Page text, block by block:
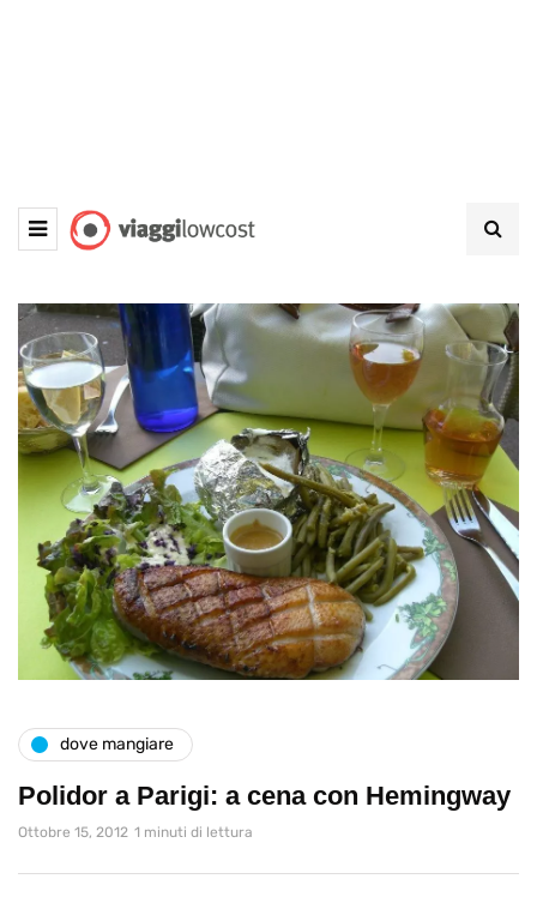
dove mangiare
Polidor a Parigi: a cena con Hemingway
Ottobre 15, 2012 1 minuti di lettura